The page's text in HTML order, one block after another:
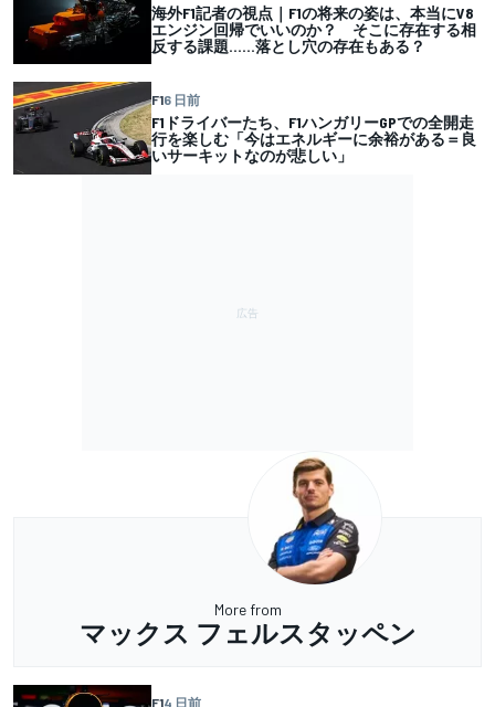
海外F1記者の視点｜F1の将来の姿は、本当にV8
エンジン回帰でいいのか？ そこに存在する相
反する課題……落とし穴の存在もある？
F16 日前
F1ドライバーたち、F1ハンガリーGPでの全開走
行を楽しむ「今はエネルギーに余裕がある＝良
いサーキットなのが悲しい」
More from
マックス フェルスタッペン
F14 日前